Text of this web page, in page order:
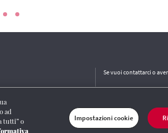
Se vuoi contattarci o
08|© Gruppo FS Italiane 2020|Mappa del sito Termini
ad
tutti” o
Impostazioni cookie